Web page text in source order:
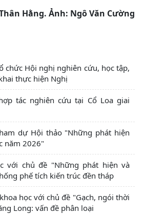
Hằng. Ảnh: Ngô Văn Cường
chức Hội nghị nghiên cứu, học tập,
thực hiện Nghị
tác nghiên cứu tại Cổ Loa giai
dự Hội thảo "Những phát hiện
năm 2026"
với chủ đề "Những phát hiện và
phế tích kiến trúc đền tháp
học với chủ đề "Gạch, ngói thời
Long: vấn đề phân loại